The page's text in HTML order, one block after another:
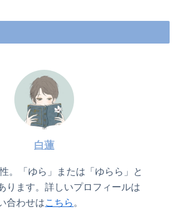
白蓮
。「ゆら」または「ゆらら」と
ります。詳しいプロフィールは
合わせはこちら 。